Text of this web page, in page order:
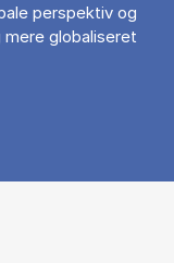
perspektiv og
globaliseret